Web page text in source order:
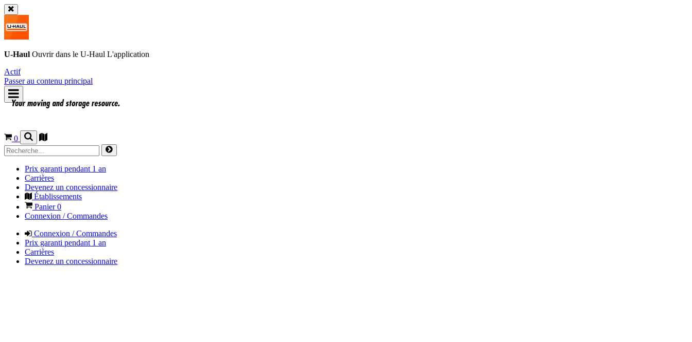
U-Haul Ouvrir dans le U-Haul L'application
Actif
Passer au contenu principal
0
Prix garanti pendant 1 an
Carrières
Devenez un concessionnaire
Établissements
Panier0
Connexion / Commandes
Connexion / Commandes
Prix garanti pendant 1 an
Carrières
Devenez un concessionnaire